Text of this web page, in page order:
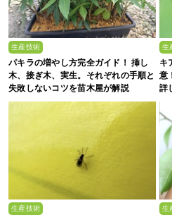
生産技術
パキラの増やし方完全ガイド！ 挿し
木、接ぎ木、実生。それぞれの手順と
失敗しないコツを苗木屋が解説
生
キ
意
詳
生産技術 生